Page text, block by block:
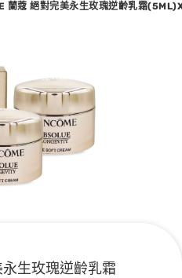
蘭蔻 絕對完美永生玫瑰逆齡乳霜
生玫瑰逆齡乳霜